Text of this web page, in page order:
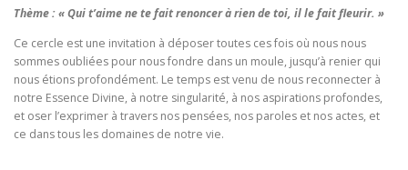
Thème : « Qui t’aime ne te fait renoncer à rien de toi, il le fait fleurir. »
Ce cercle est une invitation à déposer toutes ces fois où nous nous
sommes oubliées pour nous fondre dans un moule, jusqu’à renier qui
nous étions profondément. Le temps est venu de nous reconnecter à
notre Essence Divine, à notre singularité, à nos aspirations profondes,
et oser l’exprimer à travers nos pensées, nos paroles et nos actes, et
ce dans tous les domaines de notre vie.